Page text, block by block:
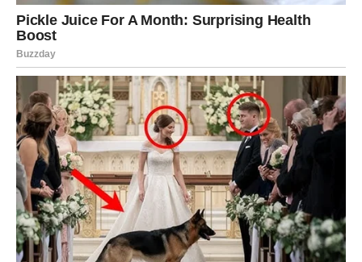
U ljubavi, Rak u martu ulazi u drugačiju fazu: nije više
onaj isti Rak koji sve razume i sve oprašta. Sada Rak
postaje Rak koji zna svoju vrednost.
Ako si u vezi:
Mart donosi razgovore koji menjaju tok odnosa. Ne zato
što dolazi kraj, već zato što dolazi definicija.
Ako je odnos bio stabilan, mart donosi još veću bliskost:
planove, dogovore, zajedničke korake.